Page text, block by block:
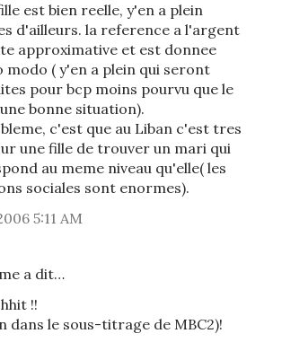
est bien reelle, y'en a plein
d'ailleurs. la reference a l'argent
approximative et est donnee
modo ( y'en a plein qui seront
pour bcp moins pourvu que le
bonne situation).
c'est que au Liban c'est tres
une fille de trouver un mari qui
au meme niveau qu'elle( les
sociales sont enormes).
5:11 AM
a dit…
!!
dans le sous-titrage de MBC2)!